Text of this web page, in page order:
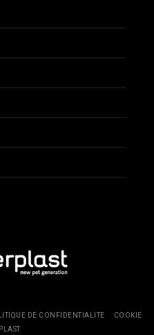
DE CONFIDENTIALITE
COOKIE